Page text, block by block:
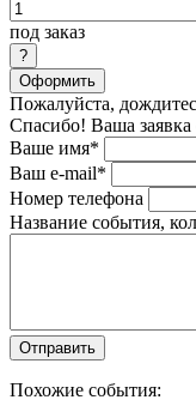
под заказ
Оформить
Пожалуйста,
Спасибо! Ваша заявка
Ваше имя*
Ваш e-mail*
Номер телефона
Название события,
Похожие события: